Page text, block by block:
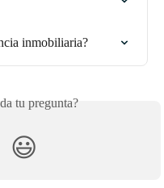
inmobiliaria?
tu pregunta?
😃